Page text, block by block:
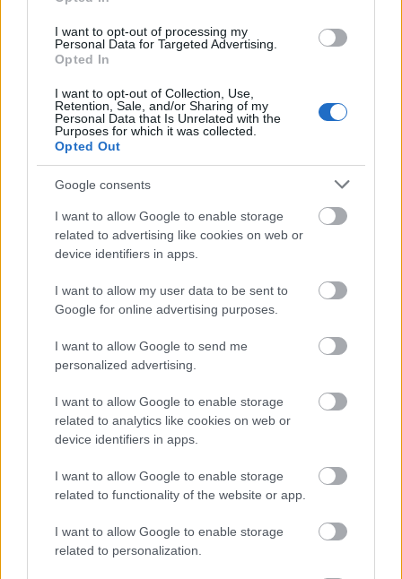
I want to opt-out of processing my
Personal Data for Targeted Advertising.
Opted In
I want to opt-out of Collection, Use,
Retention, Sale, and/or Sharing of my
Personal Data that Is Unrelated with the
Purposes for which it was collected.
Opted Out
Google consents
I want to allow Google to enable storage
related to advertising like cookies on web or
device identifiers in apps.
I want to allow my user data to be sent to
Google for online advertising purposes.
I want to allow Google to send me
personalized advertising.
I want to allow Google to enable storage
related to analytics like cookies on web or
device identifiers in apps.
I want to allow Google to enable storage
related to functionality of the website or app.
I want to allow Google to enable storage
related to personalization.
kedvenc méregdrága tűsarkú topánkádban
vagy öltönycipődben szoktál vezetni.
kisebb méretű bicska/kés
gyógyszerek(a legfontosabbak...)
Tudod, milyen gyógyszerekből érdemes mindig
otthon tartani?Én már összeírtam, katt
és
Volt egy barátnőm, aki semmit nem értett a
kocsikhoz, viszont volt egy 1000+1 éves autója,